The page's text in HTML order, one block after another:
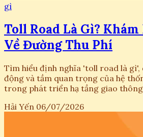
gì
Toll Road Là Gì?
Về Đường Thu Phí
Tìm hiểu định nghĩa 'toll road là gì',
động và tầm quan trọng của hệ
trong phát triển hạ tầng giao
Hải Yến 06/07/2026